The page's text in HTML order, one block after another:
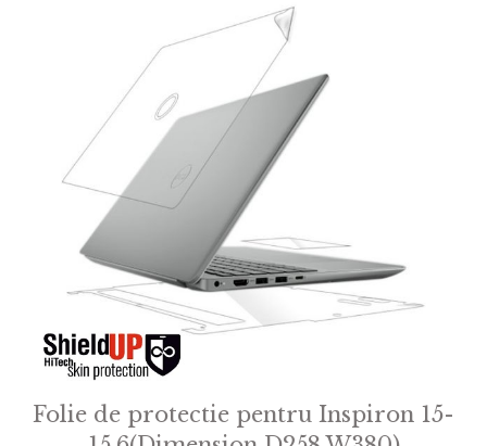
Folie de protectie pentru Inspiron 15-